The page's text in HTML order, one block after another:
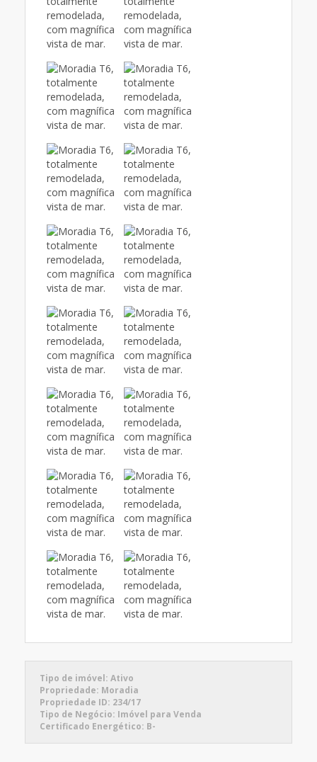
Tipo de imóvel: Ativo
Propriedade: Moradia
Propriedade ID: 234/17
Tipo de Negócio: Imóvel para Venda
Certificado Energético: B-